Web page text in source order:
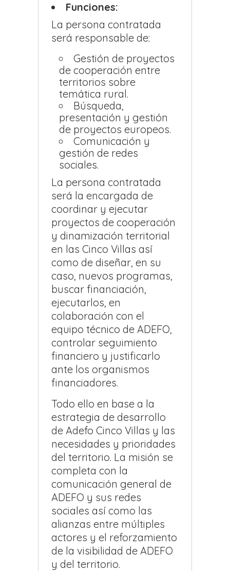
Funciones:
La persona contratada
será responsable de:
Gestión de proyectos
de cooperación entre
territorios sobre
temática rural.
Búsqueda,
presentación y gestión
de proyectos europeos.
Comunicación y
gestión de redes
sociales.
La persona contratada
será la encargada de
coordinar y ejecutar
proyectos de cooperación
y dinamización territorial
en las Cinco Villas así
como de diseñar, en su
caso, nuevos programas,
buscar financiación,
ejecutarlos, en
colaboración con el
equipo técnico de ADEFO,
controlar seguimiento
financiero y justificarlo
ante los organismos
financiadores.
Todo ello en base a la
estrategia de desarrollo
de Adefo Cinco Villas y las
necesidades y prioridades
del territorio. La misión se
completa con la
comunicación general de
ADEFO y sus redes
sociales así como las
alianzas entre múltiples
actores y el reforzamiento
de la visibilidad de ADEFO
y del territorio.